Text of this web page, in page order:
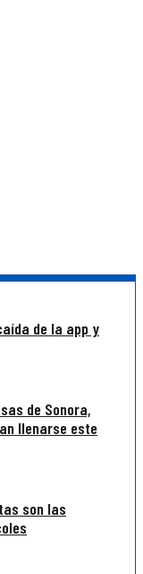
de la app y
de Sonora,
llenarse este
son las